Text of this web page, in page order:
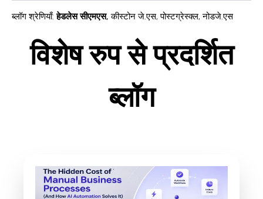
ब्लॉग श्रेणियाँ: हेडलेस सीएमएस, कीस्टोन जे.एस,पोस्टग्रेस्क्ल,नोडजे.एस
विशेष रुप से प्रदर्शित
ब्लॉग